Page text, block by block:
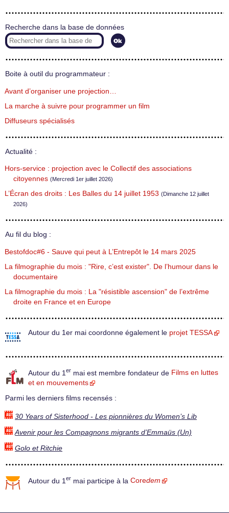
Recherche dans la base de données
Boite à outil du programmateur :
Avant d’organiser une projection…
La marche à suivre pour programmer un film
Diffuseurs spécialisés
Actualité :
Hors-service : projection avec le Collectif des associations
citoyennes (Mercredi 1er juillet 2026)
L’Écran des droits : Les Balles du 14 juillet 1953 (Dimanche 12 juillet
2026)
Au fil du blog :
Bestofdoc#6 - Sauve qui peut à L’Entrepôt le 14 mars 2025
La filmographie du mois : "Rire, c’est exister". De l’humour dans le
documentaire
La filmographie du mois : La "résistible ascension" de l’extrême
droite en France et en Europe
Autour du 1er mai coordonne également le projet TESSA
Autour du 1 er mai est membre fondateur de Films en luttes
et en mouvements
Parmi les derniers films recensés :
30 Years of Sisterhood - Les pionnières du Women’s Lib
Avenir pour les Compagnons migrants d’Emmaüs (Un)
Golo et Ritchie
Autour du 1 er mai participe à la Coredem